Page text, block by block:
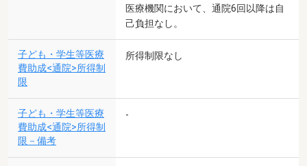
医療機関において、通院6回以降は自
己負担なし。
子ども・学生等医療
費助成<通院>所得制
限
所得制限なし
子ども・学生等医療
費助成<通院>所得制
限－備考
-